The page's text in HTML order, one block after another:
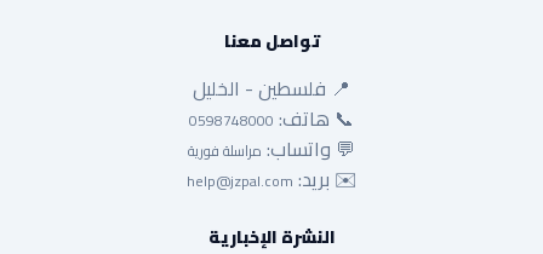
تواصل معنا
📍 فلسطين - الخليل
📞 هاتف: 0598748000
💬 واتساب: مراسلة فورية
✉️ بريد: help@jzpal.com
النشرة الإخبارية